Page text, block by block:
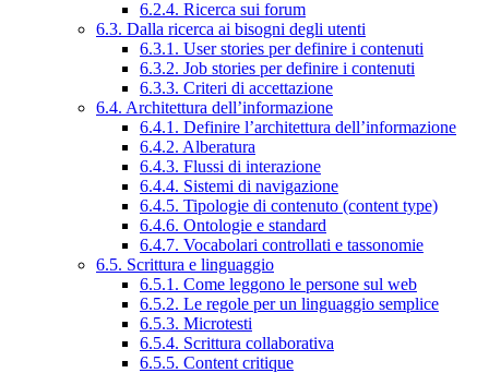
6.2.4. Ricerca sui forum
6.3. Dalla ricerca ai bisogni degli utenti
6.3.1. User stories per definire i contenuti
6.3.2. Job stories per definire i contenuti
6.3.3. Criteri di accettazione
6.4. Architettura dell’informazione
6.4.1. Definire l’architettura dell’informazione
6.4.2. Alberatura
6.4.3. Flussi di interazione
6.4.4. Sistemi di navigazione
6.4.5. Tipologie di contenuto (content type)
6.4.6. Ontologie e standard
6.4.7. Vocabolari controllati e tassonomie
6.5. Scrittura e linguaggio
6.5.1. Come leggono le persone sul web
6.5.2. Le regole per un linguaggio semplice
6.5.3. Microtesti
6.5.4. Scrittura collaborativa
6.5.5. Content critique